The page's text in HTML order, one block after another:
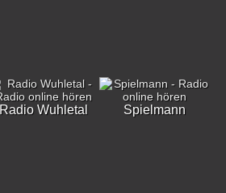
Radio Wuhletal Spielmann